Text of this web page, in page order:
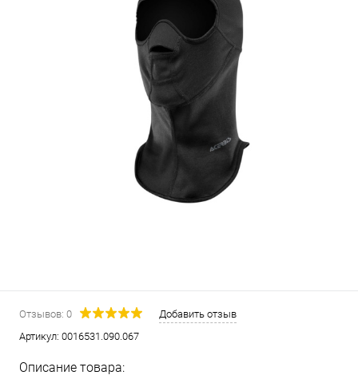
Отзывов: 0
Добавить отзыв
Артикул: 0016531.090.067
Описание товара: